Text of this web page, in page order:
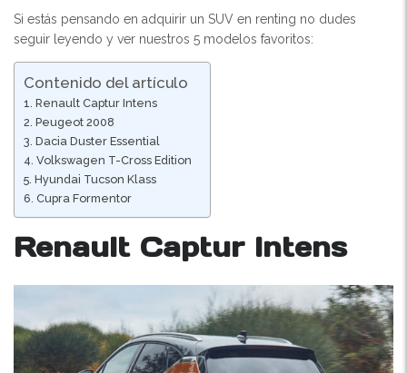
Si estás pensando en adquirir un SUV en renting no dudes
seguir leyendo y ver nuestros 5 modelos favoritos:
Contenido del artículo
Renault Captur Intens
Peugeot 2008
Dacia Duster Essential
Volkswagen T-Cross Edition
Hyundai Tucson Klass
Cupra Formentor
Renault Captur Intens